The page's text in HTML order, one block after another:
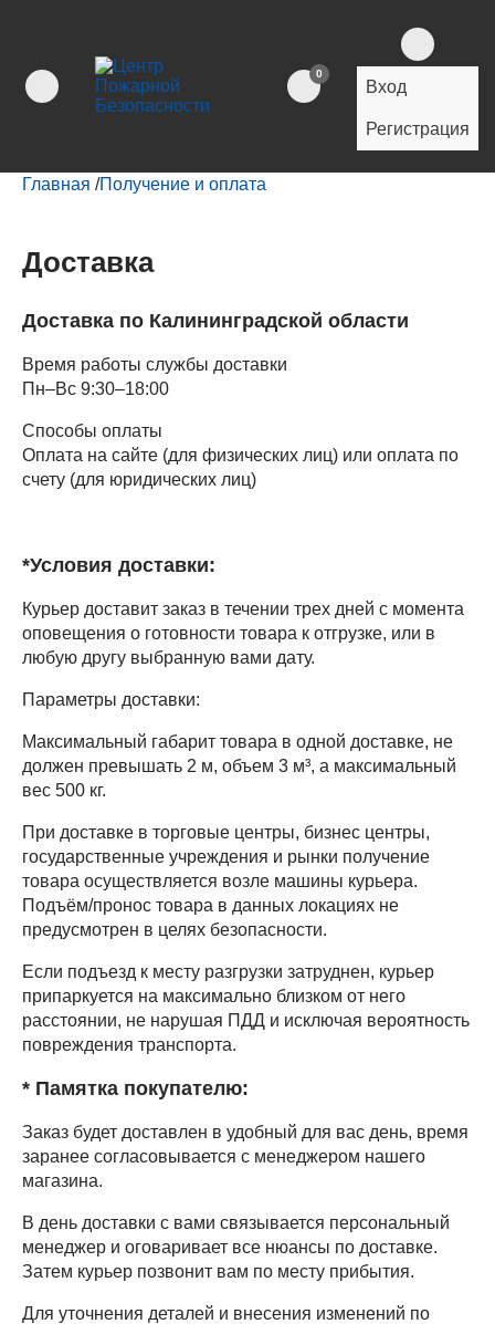
0
Вход
Регистрация
Главная /Получение и оплата
Доставка
Доставка по Калининградской области
Время работы службы доставки
Пн–Вс 9:30–18:00
Способы оплаты
Оплата на сайте (для физических лиц) или оплата по
счету (для юридических лиц)
*Условия доставки:
Курьер доставит заказ в течении трех дней с момента
оповещения о готовности товара к отгрузке, или в
любую другу выбранную вами дату.
Параметры доставки:
Максимальный габарит товара в одной доставке, не
должен превышать 2 м, объем 3 м³, а максимальный
вес 500 кг.
При доставке в торговые центры, бизнес центры,
государственные учреждения и рынки получение
товара осуществляется возле машины курьера.
Подъём/пронос товара в данных локациях не
предусмотрен в целях безопасности.
Если подъезд к месту разгрузки затруднен, курьер
припаркуется на максимально близком от него
расстоянии, не нарушая ПДД и исключая вероятность
повреждения транспорта.
* Памятка покупателю:
Заказ будет доставлен в удобный для вас день, время
заранее согласовывается с менеджером нашего
магазина.
В день доставки с вами связывается персональный
менеджер и оговаривает все нюансы по доставке.
Затем курьер позвонит вам по месту прибытия.
Для уточнения деталей и внесения изменений по